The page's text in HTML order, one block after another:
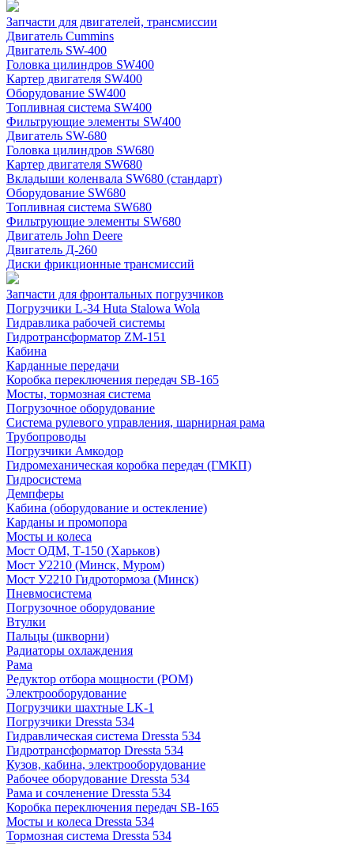
Запчасти для двигателей, трансмиссии
Двигатель Cummins
Двигатель SW-400
Головка цилиндров SW400
Картер двигателя SW400
Оборудование SW400
Топливная система SW400
Фильтрующие элементы SW400
Двигатель SW-680
Головка цилиндров SW680
Картер двигателя SW680
Вкладыши коленвала SW680 (стандарт)
Оборудование SW680
Топливная система SW680
Фильтрующие элементы SW680
Двигатель John Deere
Двигатель Д-260
Диски фрикционные трансмиссий
Запчасти для фронтальных погрузчиков
Погрузчики L-34 Huta Stalowa Wola
Гидравлика рабочей системы
Гидротрансформатор ZM-151
Кабина
Карданные передачи
Коробка переключения передач SB-165
Мосты, тормозная система
Погрузочное оборудование
Система рулевого управления, шарнирная рама
Трубопроводы
Погрузчики Амкодор
Гидромеханическая коробка передач (ГМКП)
Гидросистема
Демпферы
Кабина (оборудование и остекление)
Карданы и промопора
Мосты и колеса
Мост ОДМ, Т-150 (Харьков)
Мост У2210 (Минск, Муром)
Мост У2210 Гидротормоза (Минск)
Пневмосистема
Погрузочное оборудование
Втулки
Пальцы (шкворни)
Радиаторы охлаждения
Рама
Редуктор отбора мощности (РОМ)
Электрооборудование
Погрузчики шахтные LK-1
Погрузчики Dressta 534
Гидравлическая система Dressta 534
Гидротрансформатор Dressta 534
Кузов, кабина, электрооборудование
Рабочее оборудование Dressta 534
Рама и сочленение Dressta 534
Коробка переключения передач SB-165
Мосты и колеса Dressta 534
Тормозная система Dressta 534